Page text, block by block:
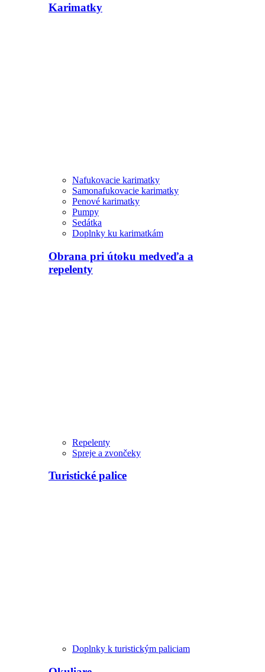
Karimatky
Nafukovacie karimatky
Samonafukovacie karimatky
Penové karimatky
Pumpy
Sedátka
Doplnky ku karimatkám
Obrana pri útoku medveďa a
repelenty
Repelenty
Spreje a zvončeky
Turistické palice
Doplnky k turistickým paliciam